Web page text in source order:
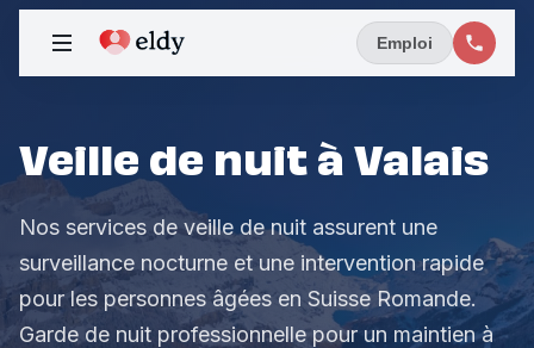
Emploi
Veille de nuit à Valais
Nos services de veille de nuit assurent une
surveillance nocturne et une intervention rapide
pour les personnes âgées en Suisse Romande.
Garde de nuit professionnelle pour un maintien à